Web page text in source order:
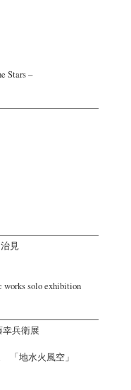
Stars –
見
solo exhibition
兵衛展
地水火風空」